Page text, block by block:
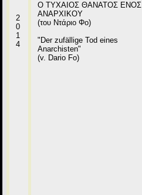
2
0
1
4
Ο ΤΥΧΑΙΟΣ ΘΑΝΑΤΟΣ ΕΝΟΣ
ΑΝΑΡΧΙΚΟΥ
(του Ντάριο Φο)
"Der zufällige Tod eines
Anarchisten"
(v. Dario Fo)